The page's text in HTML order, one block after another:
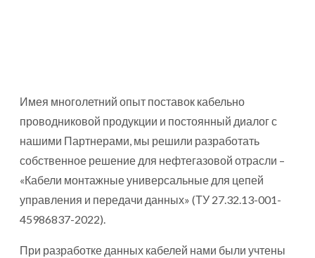
Имея многолетний опыт поставок кабельно
проводниковой продукции и постоянный диалог с
нашими Партнерами, мы решили разработать
собственное решение для нефтегазовой отрасли –
«Кабели монтажные универсальные для цепей
управления и передачи данных» (ТУ 27.32.13-001-
45986837-2022).
При разработке данных кабелей нами были учтены